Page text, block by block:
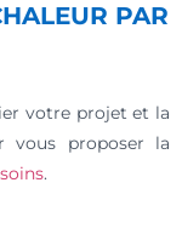
PAR
votre projet et la
vous proposer la
.